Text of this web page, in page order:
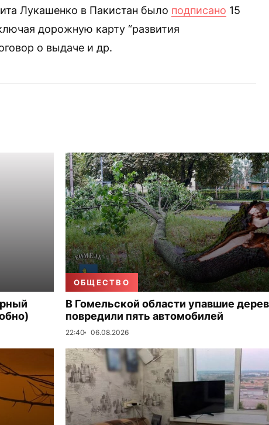
Лукашенко в Пакистан было подписано 15
дорожную карту “развития
о выдаче и др.
ОБЩЕСТВО
В Гомельской области упавшие
повредили пять автомобилей
22:40 06.08.2026